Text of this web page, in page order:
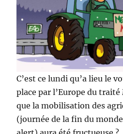
C’est ce lundi qu’a lieu le
place par l’Europe du
que la mobilisation des
(journée de la fin du